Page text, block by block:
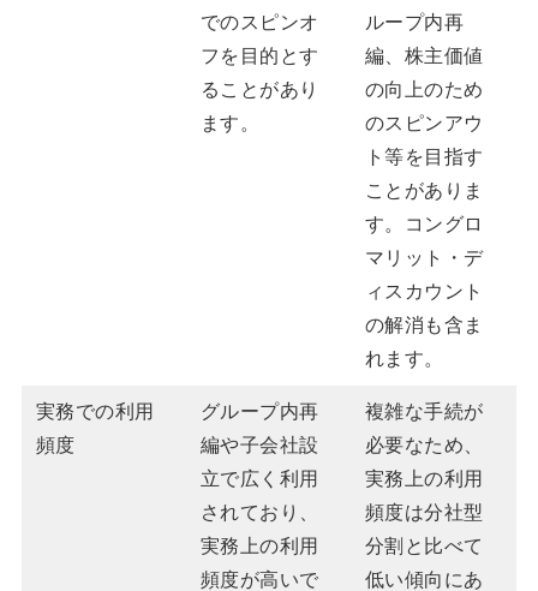
でのスピンオ
フを目的とす
ることがあり
ます。
ループ内再
編、株主価値
の向上のため
のスピンアウ
ト等を目指す
ことがありま
す。コングロ
マリット・デ
ィスカウント
の解消も含ま
れます。
実務での利用
頻度
グループ内再
編や子会社設
立で広く利用
されており、
実務上の利用
頻度が高いで
複雑な手続が
必要なため、
実務上の利用
頻度は分社型
分割と比べて
低い傾向にあ